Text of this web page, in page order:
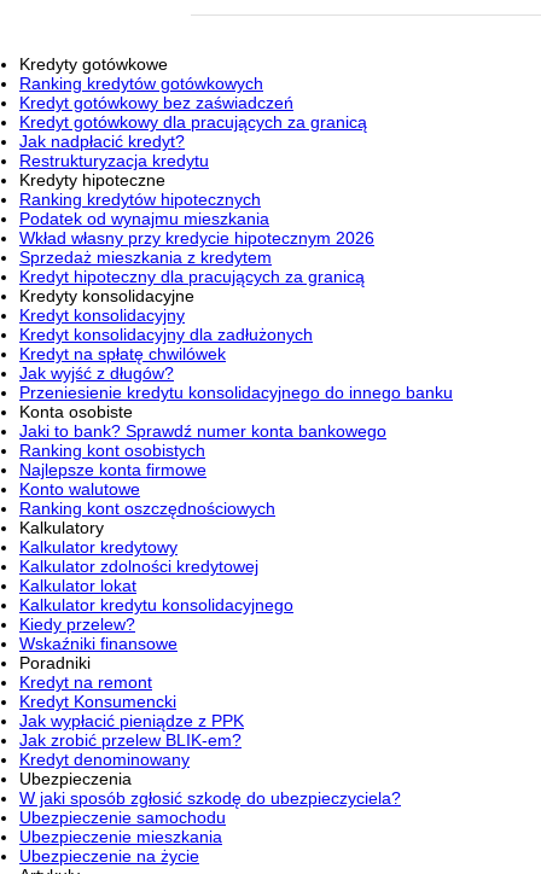
Kredyty gotówkowe
Ranking kredytów gotówkowych
Kredyt gotówkowy bez zaświadczeń
Kredyt gotówkowy dla pracujących za granicą
Jak nadpłacić kredyt?
Restrukturyzacja kredytu
Kredyty hipoteczne
Ranking kredytów hipotecznych
Podatek od wynajmu mieszkania
Wkład własny przy kredycie hipotecznym 2026
Sprzedaż mieszkania z kredytem
Kredyt hipoteczny dla pracujących za granicą
Kredyty konsolidacyjne
Kredyt konsolidacyjny
Kredyt konsolidacyjny dla zadłużonych
Kredyt na spłatę chwilówek
Jak wyjść z długów?
Przeniesienie kredytu konsolidacyjnego do innego banku
Konta osobiste
Jaki to bank? Sprawdź numer konta bankowego
Ranking kont osobistych
Najlepsze konta firmowe
Konto walutowe
Ranking kont oszczędnościowych
Kalkulatory
Kalkulator kredytowy
Kalkulator zdolności kredytowej
Kalkulator lokat
Kalkulator kredytu konsolidacyjnego
Kiedy przelew?
Wskaźniki finansowe
Poradniki
Kredyt na remont
Kredyt Konsumencki
Jak wypłacić pieniądze z PPK
Jak zrobić przelew BLIK-em?
Kredyt denominowany
Ubezpieczenia
W jaki sposób zgłosić szkodę do ubezpieczyciela?
Ubezpieczenie samochodu
Ubezpieczenie mieszkania
Ubezpieczenie na życie